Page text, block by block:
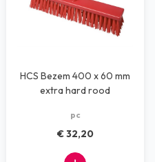
HCS Bezem 400 x 60 mm
extra hard rood
pc
€ 32,20